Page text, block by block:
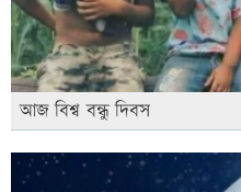
আজ বিশ্ব বন্ধু দিবস